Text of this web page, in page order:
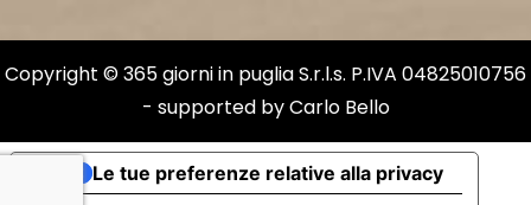
Copyright © 365 giorni in puglia S.r.l.s. P.IVA 04825010756
- supported byCarlo Bello
Le tue preferenze relative alla privacy